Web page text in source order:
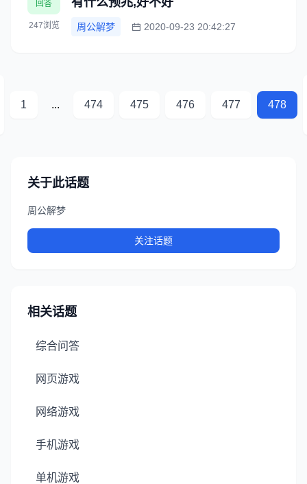
回答
247浏览 周公解梦 2020-09-23 20:42:27
1 ... 474 475 476 477 478
关于此话题
周公解梦
关注话题
相关话题
综合问答
网页游戏
网络游戏
手机游戏
单机游戏